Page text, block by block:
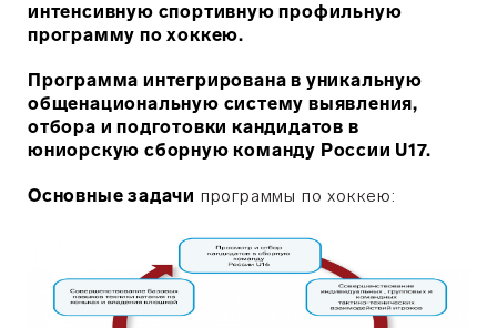
интенсивную спортивную профильную
программу по хоккею.
Программа интегрирована в уникальную
общенациональную систему выявления,
отбора и подготовки кандидатов в
юниорскую сборную команду России U17.
Основные задачи программы по хоккею: